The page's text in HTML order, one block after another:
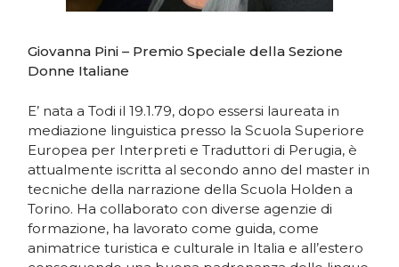
Giovanna Pini – Premio Speciale della Sezione
Donne Italiane
E’ nata a Todi il 19.1.79, dopo essersi laureata in
mediazione linguistica presso la Scuola Superiore
Europea per Interpreti e Traduttori di Perugia, è
attualmente iscritta al secondo anno del master in
tecniche della narrazione della Scuola Holden a
Torino. Ha collaborato con diverse agenzie di
formazione, ha lavorato come guida, come
animatrice turistica e culturale in Italia e all’estero